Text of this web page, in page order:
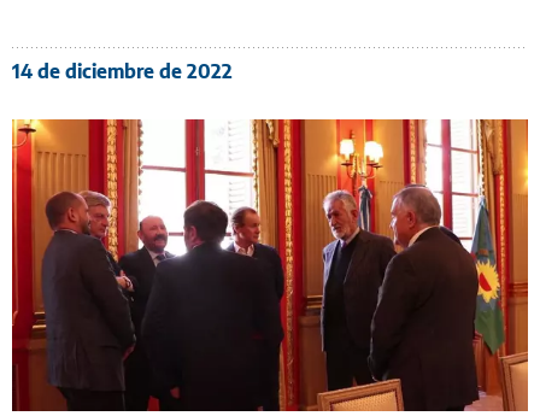
14 de diciembre de 2022